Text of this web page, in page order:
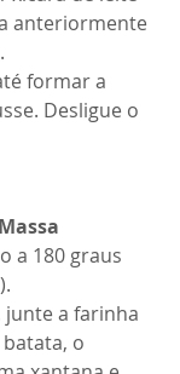
anteriormente
formar a
Desligue o
a 180 graus
junte a farinha
o